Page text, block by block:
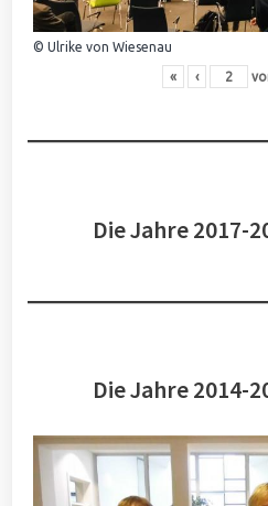
© Ulrike von Wiesenau
« ‹
Die Jahre 2017-
Die Jahre 2014-